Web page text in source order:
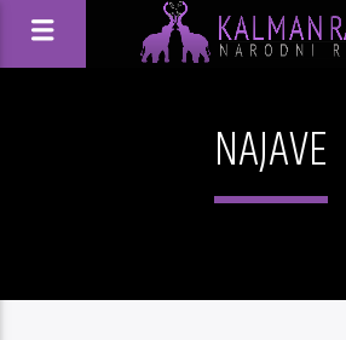
NAJAVE